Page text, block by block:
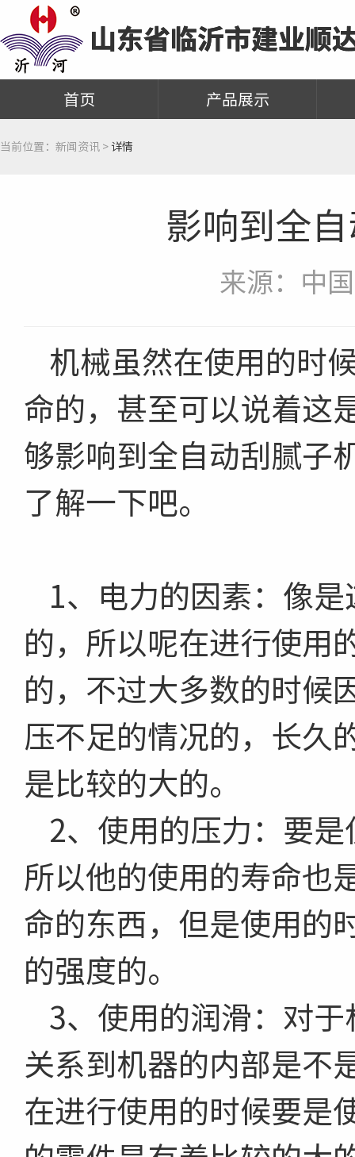
首页 产品展示
当前位置： 新闻资讯 > 详情
影响到全
来源：中
机械虽然在使用的时
命的，甚至可以说着这
够影响到全自动刮腻子
了解一下吧。
1、电力的因素：像
的，所以呢在进行使用
的，不过大多数的时候
压不足的情况的，长久
是比较的大的。
2、使用的压力：要
所以他的使用的寿命也
命的东西，但是使用的
的强度的。
3、使用的润滑：对
关系到机器的内部是不
在进行使用的时候要是